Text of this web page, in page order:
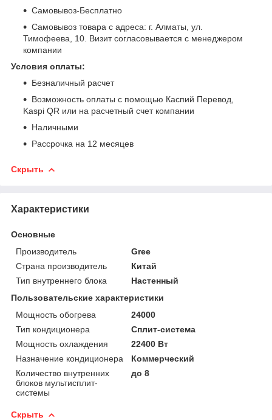
Самовывоз-Бесплатно
Самовывоз товара с адреса: г. Алматы, ул.
Тимофеева, 10. Визит согласовывается с менеджером
компании
Условия оплаты:
Безналичный расчет
Возможность оплаты с помощью Каспий Перевод,
Kaspi QR или на расчетный счет компании
Наличными
Рассрочка на 12 месяцев
Скрыть
Характеристики
Основные
Производитель
Gree
Страна производитель
Китай
Тип внутреннего блока
Настенный
Пользовательские характеристики
Мощность обогрева
24000
Тип кондиционера
Сплит-система
Мощность охлаждения
22400 Вт
Назначение кондиционера
Коммерческий
Количество внутренних
блоков мультисплит-
системы
до 8
Скрыть